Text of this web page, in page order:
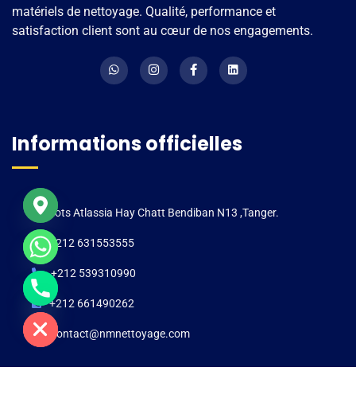
matériels de nettoyage. Qualité, performance et
satisfaction client sont au cœur de nos engagements.
Informations officielles
Lots Atlassia Hay Chatt Bendiban N13 ,Tanger.
+212 631553555
+212 539310990
+212 661490262
contact@nmnettoyage.com
chaty